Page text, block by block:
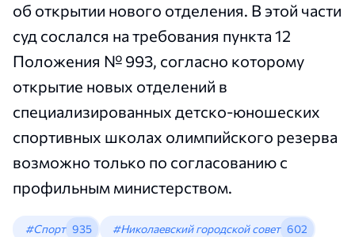
об открытии нового отделения. В этой части
суд сослался на требования пункта 12
Положения № 993, согласно которому
открытие новых отделений в
специализированных детско-юношеских
спортивных школах олимпийского резерва
возможно только по согласованию с
профильным министерством.
#Спорт 935 #Николаевский городской совет 602